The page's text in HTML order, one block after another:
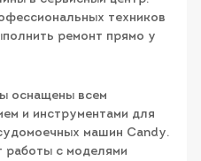
техников
ремонт прямо у
оснащены всем
и инструментами для
машин Candy.
с моделями